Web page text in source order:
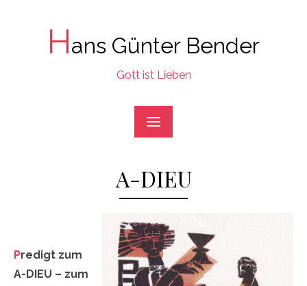
Hans Günter Bender
Gott ist Lieben
A-DIEU
Predigt zum
A-DIEU – zum